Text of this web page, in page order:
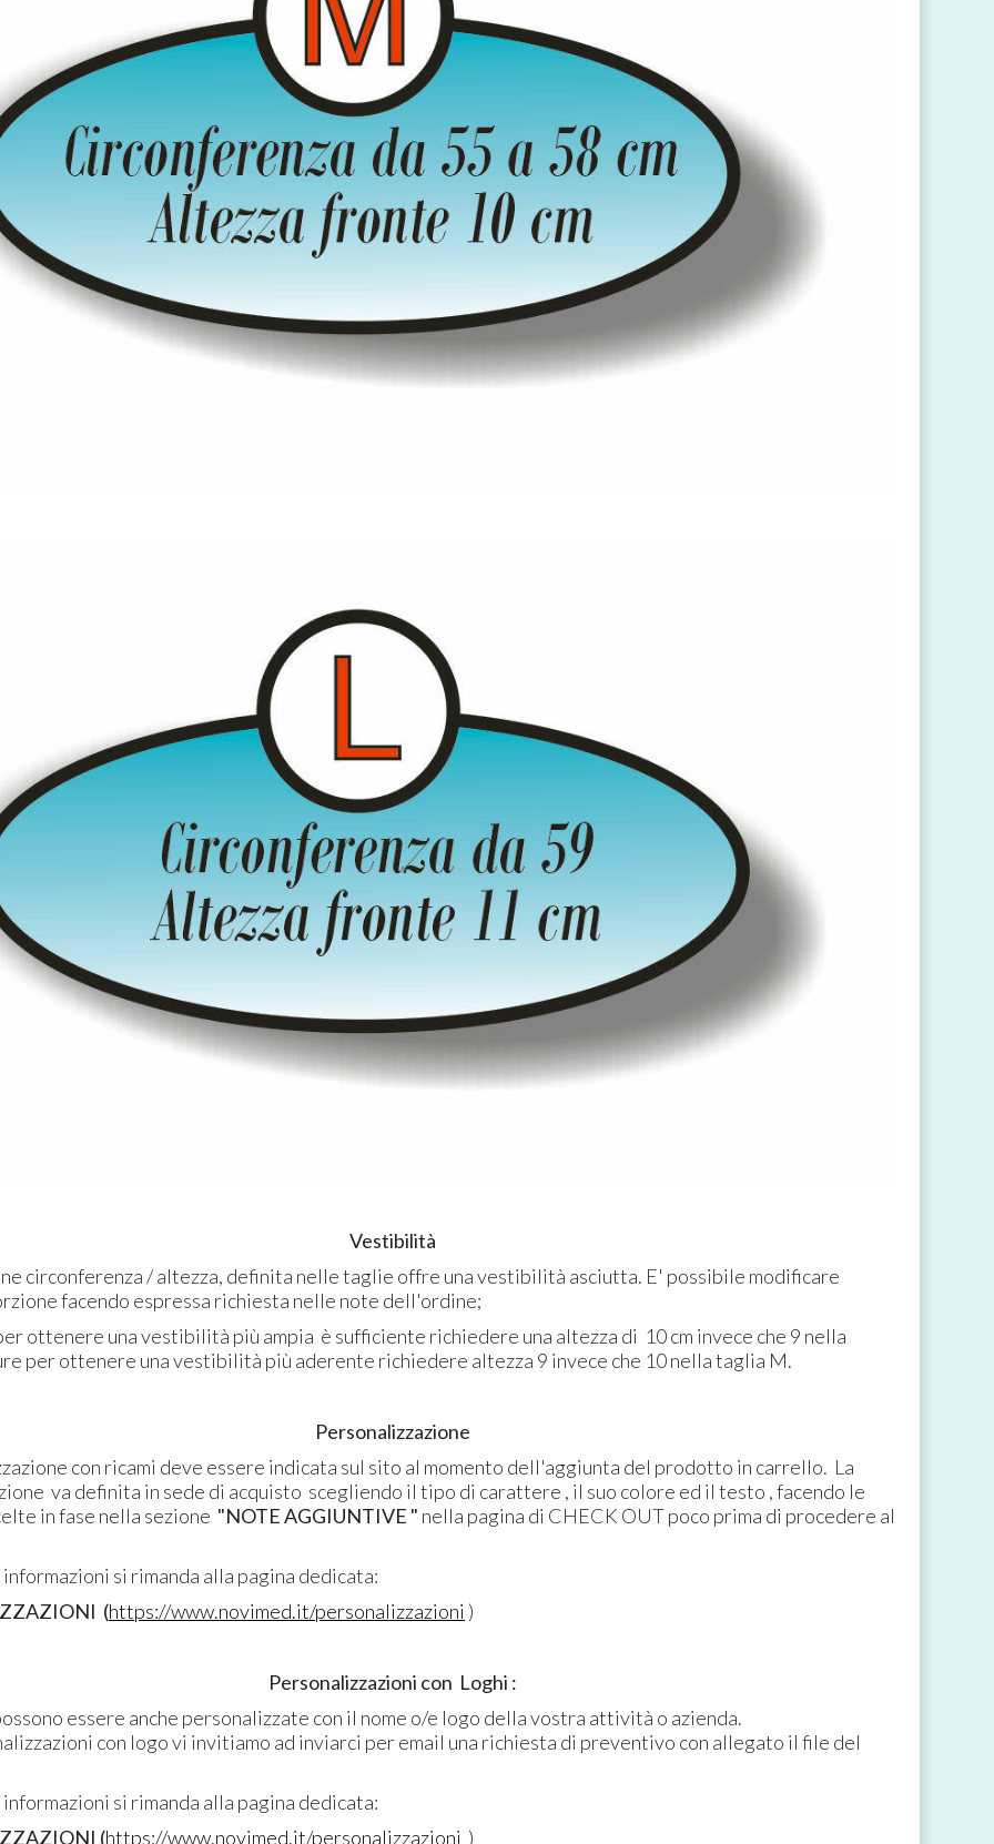
Vestibilità
circonferenza / altezza, definita nelle taglie offre una vestibilità asciutta. E' possibile modificare
facendo espressa richiesta nelle note dell'ordine;
ottenere una vestibilità più ampia è sufficiente richiedere una altezza di 10 cm invece che 9 nella
per ottenere una vestibilità più aderente richiedere altezza 9 invece che 10 nella taglia M.
Personalizzazione
con ricami deve essere indicata sul sito al momento dell'aggiunta del prodotto in carrello. La
va definita in sede di acquisto scegliendo il tipo di carattere , il suo colore ed il testo , facendo le
in fase nella sezione "NOTE AGGIUNTIVE " nella pagina di CHECK OUT poco prima di procedere al
si rimanda alla pagina dedicata:
(https://www.novimed.it/personalizzazioni )
Personalizzazioni con Loghi :
essere anche personalizzate con il nome o/e logo della vostra attività o azienda.
con logo vi invitiamo ad inviarci per email una richiesta di preventivo con allegato il file del
si rimanda alla pagina dedicata:
(https://www.novimed.it/personalizzazioni )